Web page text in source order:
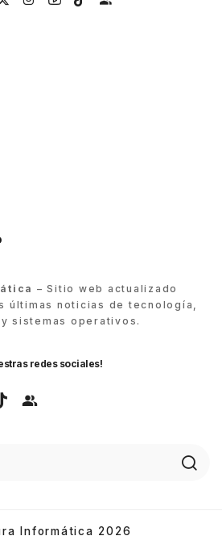
– Sitio web actualizado
últimas noticias de tecnología,
sistemas operativos.
redes sociales!
Informática 2026